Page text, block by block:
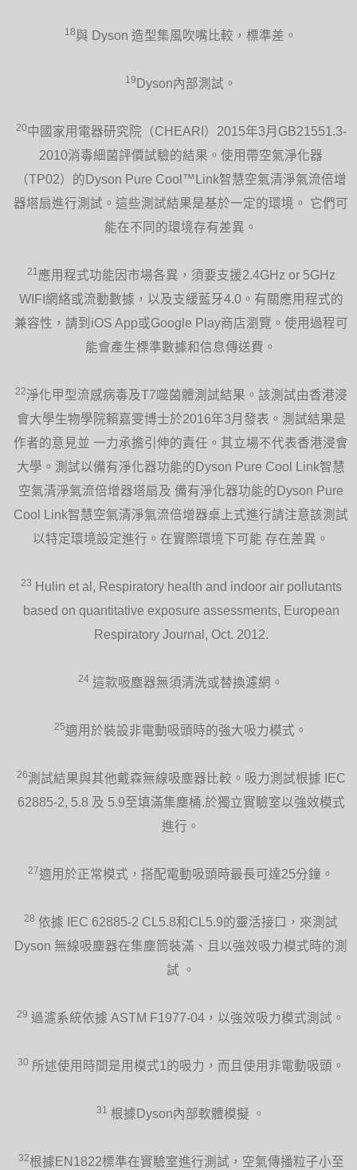
18與 Dyson 造型集風吹嘴比較，標準差。
19 Dyson內部測試。
20中國家用電器研究院（CHEARI）2015年3月GB21551.3-
2010消毒細菌評價試驗的結果。使用帶空氣淨化器
（TP02）的Dyson Pure Cool™Link智慧空氣清淨氣流倍增
器塔扇進行測試。這些測試結果是基於一定的環境。 它們可
能在不同的環境存有差異。
21 應用程式功能因市場各異，須要支援2.4GHz or 5GHz
WIFI網絡或流動數據，以及支緩藍牙4.0。有關應用程式的
兼容性，請到iOS App或Google Play商店瀏覽。使用過程可
能會產生標準數據和信息傳送費。
22淨化甲型流感病毒及T7噬菌體測試結果。該測試由香港浸
會大學生物學院賴嘉雯博士於2016年3月發表。測試結果是
作者的意見並 一力承擔引伸的責任。其立場不代表香港浸會
大學。測試以備有淨化器功能的Dyson Pure Cool Link智慧
空氣清淨氣流倍增器塔扇及 備有淨化器功能的Dyson Pure
Cool Link智慧空氣清淨氣流倍增器桌上式進行請注意該測試
以特定環境設定進行。在實際環境下可能 存在差異。
23
Hulin et al, Respiratory health and indoor air pollutants
based on quantitative exposure assessments, European
Respiratory Journal, Oct. 2012.
24 這款吸塵器無須清洗或替換濾網。
25適用於裝設非電動吸頭時的強大吸力模式。
26測試結果與其他戴森無線吸塵器比較。吸力測試根據 IEC
62885-2, 5.8 及 5.9至填滿集塵桶.於獨立實驗室以強效模式
進行。
27適用於正常模式，搭配電動吸頭時最長可達25分鐘。
28 依據 IEC 62885-2 CL5.8和CL5.9的靈活接口，來測試
Dyson 無線吸塵器在集塵筒裝滿、且以強效吸力模式時的測
試 。
29 過濾系統依據 ASTM F1977-04，以強效吸力模式測試。
30 所述使用時間是用模式1的吸力，而且使用非電動吸頭。
31 根據Dyson內部軟體模擬 。
32根據EN1822標準在實驗室進行測試，空氣傳播粒子小至